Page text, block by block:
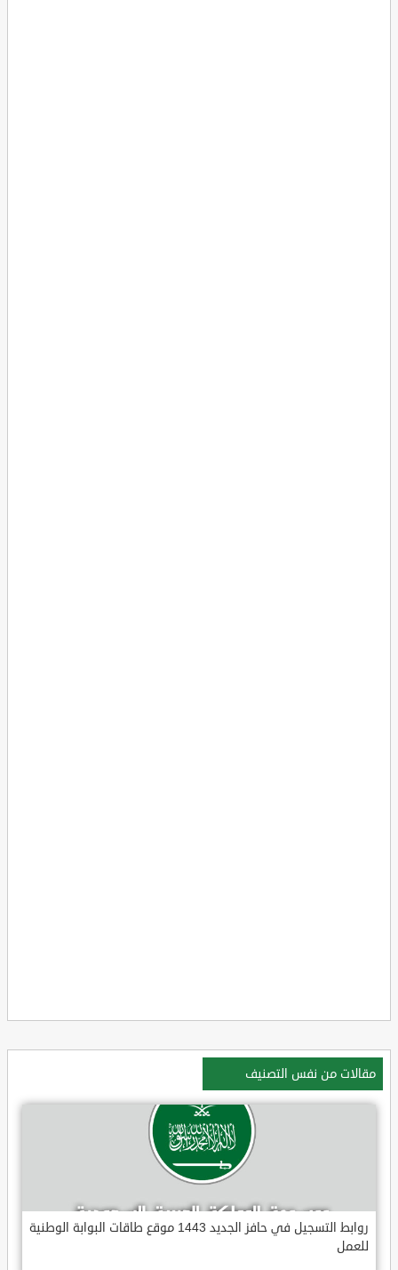
مقالات من نفس التصنيف
روابط التسجيل في حافز الجديد 1443 موقع طاقات البوابة الوطنية
للعمل